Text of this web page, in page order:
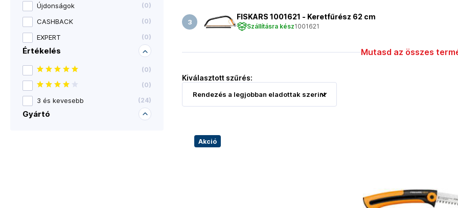
Újdonságok (0)
CASHBACK (0)
EXPERT (0)
Értékelés
(0)
(0)
3 és kevesebb (24)
Gyártó
FISKARS 1001621 - Keretfűrész 62 cm
Szállításra kész1001621
Mutasd az összes
Kiválasztott szűrés:
Akció